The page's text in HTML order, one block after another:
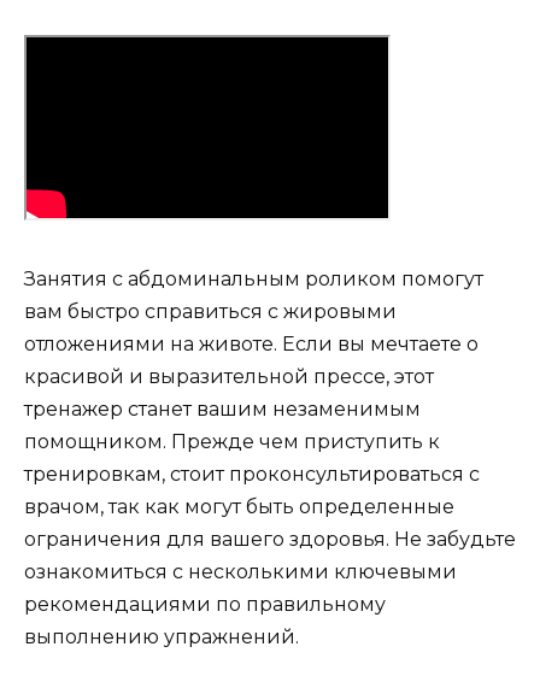
Занятия с абдоминальным роликом помогут
вам быстро справиться с жировыми
отложениями на животе. Если вы мечтаете о
красивой и выразительной прессе, этот
тренажер станет вашим незаменимым
помощником. Прежде чем приступить к
тренировкам, стоит проконсультироваться с
врачом, так как могут быть определенные
ограничения для вашего здоровья. Не забудьте
ознакомиться с несколькими ключевыми
рекомендациями по правильному
выполнению упражнений.